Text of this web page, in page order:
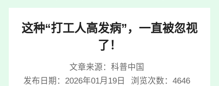
这种“打工人高发病”，一直被忽视
了！
文章来源：科普中国
发布日期：2026年01月19日
浏览次数： 4646